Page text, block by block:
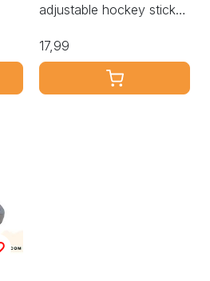
adjustable hockey stick
17,99